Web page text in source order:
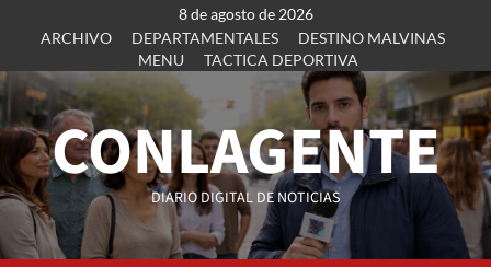
8 de agosto de 2026
ARCHIVO
DEPARTAMENTALES
DESTINO MALVINAS
MENU
TACTICA DEPORTIVA
CONLAGENTE
DIARIO DIGITAL DE NOTICIAS